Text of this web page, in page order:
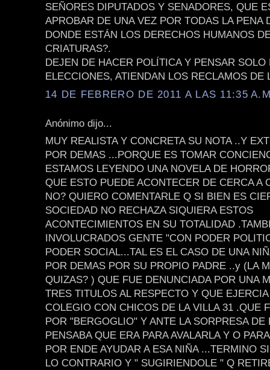
SEÑORES DIPUTADOS Y SENADORES, QUE
APROBAR DE UNA VEZ POR TODAS LA PENA
DONDE ESTÁN LOS DERECHOS HUMANOS
CRIATURAS?.
DEJEN DE HACER POLÍTICA Y PENSAR SOLO
ELECCIONES, ATIENDAN LOS RECLAMOS DE
14 DE FEBRERO DE 2011 A LAS 11:35
Anónimo dijo...
MUY REALISTA Y CONCRETA SU NOTA ..Y
POR DEMAS ...PORQUE ES TOMAR
ESTAMOS LEYENDO UNA NOVELA DE
QUE ESTO PUEDE ACONTECER DE CERCA A
NO? QUIERO COMENTARLE Q SI BIEN ES
SOCIEDAD NO RECHAZA SIQUIERA ESTOS
ACONTECIMIENTOS EN SU TOTALIDAD
INVOLUCRADOS GENTE "CON PODER
PODER SOCIAL...TAL ES EL CASO DE UNA
POR DEMAS POR SU PROPIO PADRE ..y (LA
QUIZAS? ) QUE FUE DENUNCIADA POR UNA
TRES TITULOS AL RESPECTO Y QUE
COLEGIO CON CHICOS DE LA VILLA 31 .QUE
POR "BERGOGLIO" Y ANTE LA SORPRESA DE
PENSABA QUE ERA PARA AVALARLA Y O
POR ENDE AYUDAR A ESA NIÑA ...TERMINO
LO CONTRARIO Y " SUGIRIENDOLE " Q